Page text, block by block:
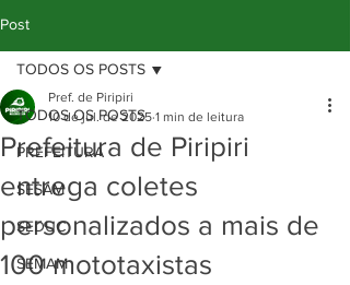
Post
TODOS OS POSTS
PREFEITURA
SESAM
SEDUC
SEMAM
TODOS OS POSTS
Prefeitura de Piripiri
entrega coletes
personalizados a mais de
100 mototaxistas
Pref. de Piripiri
10 de jul. de 2025 1 min de leitura